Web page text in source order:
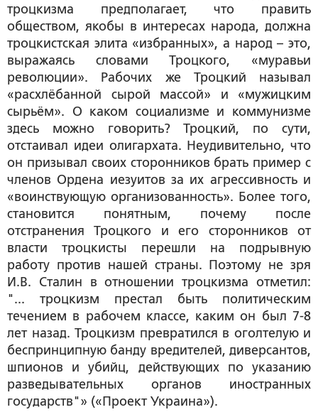
троцкизма предполагает, что править
обществом, якобы в интересах народа, должна
троцкистская элита «избранных», а народ – это,
выражаясь словами Троцкого, «муравьи
революции». Рабочих же Троцкий называл
«расхлёбанной сырой массой» и «мужицким
сырьём». О каком социализме и коммунизме
здесь можно говорить? Троцкий, по сути,
отстаивал идеи олигархата. Неудивительно, что
он призывал своих сторонников брать пример с
членов Ордена иезуитов за их агрессивность и
«воинствующую организованность». Более того,
становится понятным, почему после
отстранения Троцкого и его сторонников от
власти троцкисты перешли на подрывную
работу против нашей страны. Поэтому не зря
И.В. Сталин в отношении троцкизма отметил:
"... троцкизм престал быть политическим
течением в рабочем классе, каким он был 7-8
лет назад. Троцкизм превратился в оголтелую и
беспринципную банду вредителей, диверсантов,
шпионов и убийц, действующих по указанию
разведывательных органов иностранных
государств"» («Проект Украина»).